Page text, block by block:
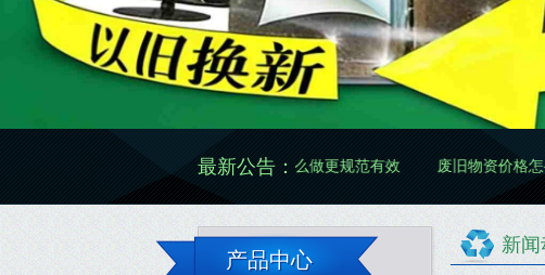
最新公告：
废旧物资再生怎么做更规范有效 废旧物资价格怎么看更准确
产品中心
新闻